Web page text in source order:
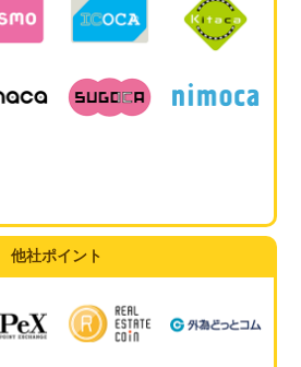
他社ポイント